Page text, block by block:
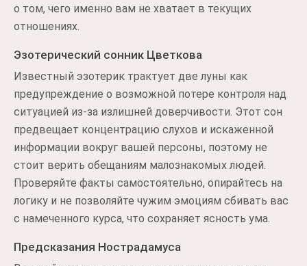
о том, чего именно вам не хватает в текущих
отношениях.
Эзотерический сонник Цветкова
Известный эзотерик трактует две луны как
предупреждение о возможной потере контроля над
ситуацией из-за излишней доверчивости. Этот сон
предвещает концентрацию слухов и искаженной
информации вокруг вашей персоны, поэтому не
стоит верить обещаниям малознакомых людей.
Проверяйте факты самостоятельно, опирайтесь на
логику и не позволяйте чужим эмоциям сбивать вас
с намеченного курса, что сохраняет ясность ума.
Предсказания Нострадамуса